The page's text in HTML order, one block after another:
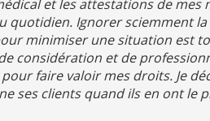
et les attestations de
quotidien. Ignorer sciemment
minimiser une situation est
considération et de
faire valoir mes droits. Je
ses clients quand ils en ont le